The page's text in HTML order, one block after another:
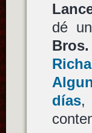
dé
Bros.
días,